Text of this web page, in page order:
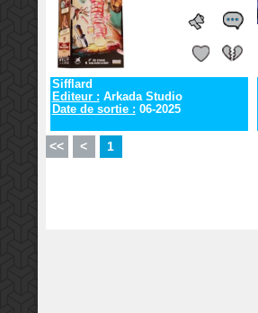
Sifflard
Editeur : Arkada Studio
Date de sortie : 06-2025
<< < 1